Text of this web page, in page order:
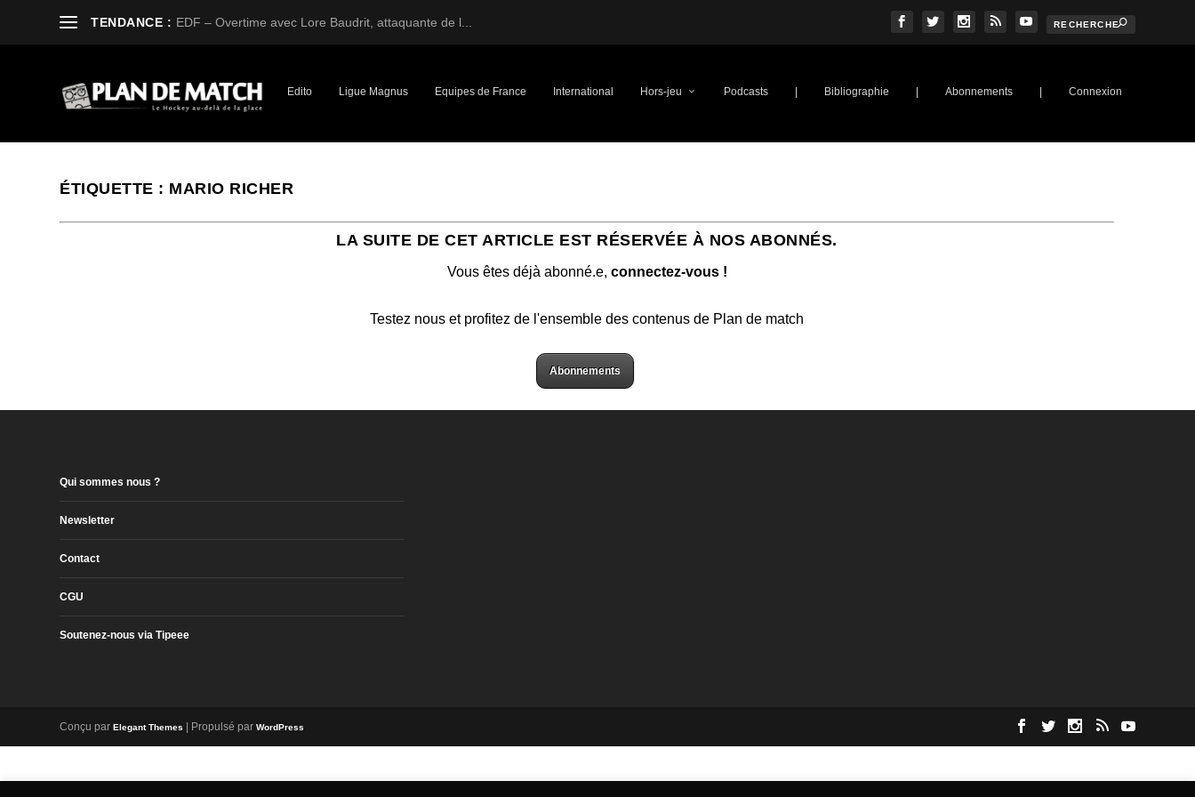
TENDANCE : EDF – Overtime avec Lore Baudrit, attaquante de l...
Edito Ligue Magnus Equipes de France International Hors-jeu Podcasts Bibliographie Abonnements Connexion
ÉTIQUETTE : MARIO RICHER
LA SUITE DE CET ARTICLE EST RÉSERVÉE À NOS ABONNÉS.
Vous êtes déjà abonné.e, connectez-vous !
Testez nous et profitez de l'ensemble des contenus de Plan de match
Abonnements
Qui sommes nous ?
Newsletter
Contact
CGU
Soutenez-nous via Tipeee
Conçu parElegant Themes | Propulsé parWordPress